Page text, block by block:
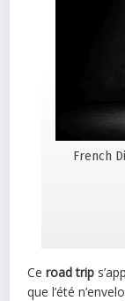
French
Ceroad trip
que l’été